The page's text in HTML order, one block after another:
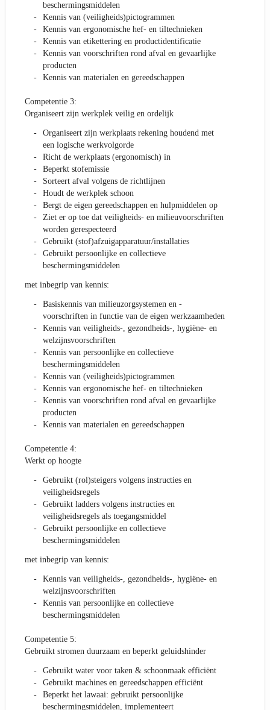
beschermingsmiddelen
Kennis van (veiligheids)pictogrammen
Kennis van ergonomische hef- en tiltechnieken
Kennis van etikettering en productidentificatie
Kennis van voorschriften rond afval en gevaarlijke
producten
Kennis van materialen en gereedschappen
Competentie 3:
Organiseert zijn werkplek veilig en ordelijk
Organiseert zijn werkplaats rekening houdend met
een logische werkvolgorde
Richt de werkplaats (ergonomisch) in
Beperkt stofemissie
Sorteert afval volgens de richtlijnen
Houdt de werkplek schoon
Bergt de eigen gereedschappen en hulpmiddelen op
Ziet er op toe dat veiligheids- en milieuvoorschriften
worden gerespecteerd
Gebruikt (stof)afzuigapparatuur/installaties
Gebruikt persoonlijke en collectieve
beschermingsmiddelen
met inbegrip van kennis:
Basiskennis van milieuzorgsystemen en -
voorschriften in functie van de eigen werkzaamheden
Kennis van veiligheids-, gezondheids-, hygiëne- en
welzijnsvoorschriften
Kennis van persoonlijke en collectieve
beschermingsmiddelen
Kennis van (veiligheids)pictogrammen
Kennis van ergonomische hef- en tiltechnieken
Kennis van voorschriften rond afval en gevaarlijke
producten
Kennis van materialen en gereedschappen
Competentie 4:
Werkt op hoogte
Gebruikt (rol)steigers volgens instructies en
veiligheidsregels
Gebruikt ladders volgens instructies en
veiligheidsregels als toegangsmiddel
Gebruikt persoonlijke en collectieve
beschermingsmiddelen
met inbegrip van kennis:
Kennis van veiligheids-, gezondheids-, hygiëne- en
welzijnsvoorschriften
Kennis van persoonlijke en collectieve
beschermingsmiddelen
Competentie 5:
Gebruikt stromen duurzaam en beperkt geluidshinder
Gebruikt water voor taken & schoonmaak efficiënt
Gebruikt machines en gereedschappen efficiënt
Beperkt het lawaai: gebruikt persoonlijke
beschermingsmiddelen, implementeert